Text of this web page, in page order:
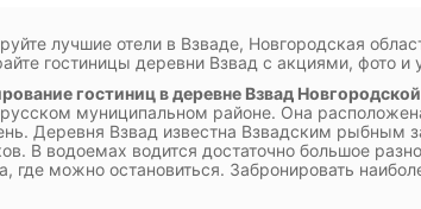
лучшие отели в Взваде, Новгородская
гостиницы деревни Взвад с акциями, фото
гостиниц в деревне Взвад
муниципальном районе. Она
Деревня Взвад известна Взвадским рыбным
В водоемах водится достаточно большое
где можно остановиться. Забронировать